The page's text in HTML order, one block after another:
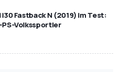
Fastback N (2019) im Test:
PS-Volkssportler